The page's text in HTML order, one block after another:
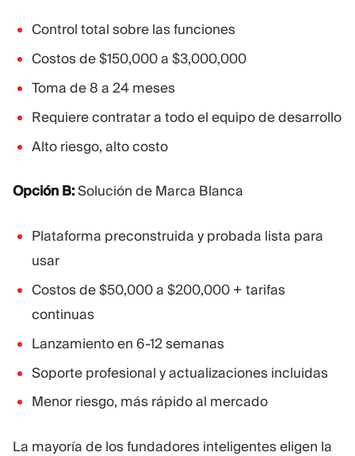
Control total sobre las funciones
Costos de $150,000 a $3,000,000
Toma de 8 a 24 meses
Requiere contratar a todo el equipo de desarrollo
Alto riesgo, alto costo
Opción B:Solución de Marca Blanca
Plataforma preconstruida y probada lista para
usar
Costos de $50,000 a $200,000 + tarifas
continuas
Lanzamiento en 6-12 semanas
Soporte profesional y actualizaciones incluidas
Menor riesgo, más rápido al mercado
La mayoría de los fundadores inteligentes eligen la